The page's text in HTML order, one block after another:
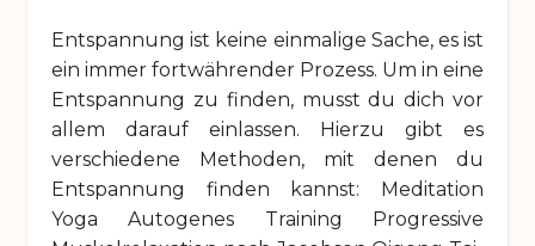
Entspannung ist keine einmalige Sache, es ist
ein immer fortwährender Prozess. Um in eine
Entspannung zu finden, musst du dich vor
allem darauf einlassen. Hierzu gibt es
verschiedene Methoden, mit denen du
Entspannung finden kannst: Meditation
Yoga Autogenes Training Progressive